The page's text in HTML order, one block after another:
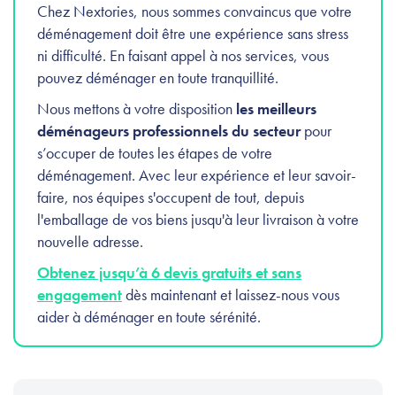
Chez Nextories, nous sommes convaincus que votre
déménagement doit être une expérience sans stress
ni difficulté. En faisant appel à nos services, vous
pouvez déménager en toute tranquillité.
Nous mettons à votre disposition les meilleurs
déménageurs professionnels du secteurpour
s’occuper de toutes les étapes de votre
déménagement. Avec leur expérience et leur savoir-
faire, nos équipes s'occupent de tout, depuis
l'emballage de vos biens jusqu'à leur livraison à votre
nouvelle adresse.
Obtenez jusqu’à 6 devis gratuits et sans
engagementdès maintenant et laissez-nous vous
aider à déménager en toute sérénité.